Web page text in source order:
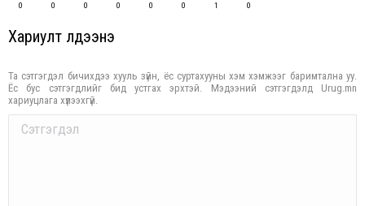
0 0 0 0 0 0 1 0
Хариулт үлдээнэ үү
Та сэтгэгдэл бичихдээ хууль зүйн, ёс суртахууны хэм хэмжээг баримтална уу.
Ёс бус сэтгэгдлийг бид устгах эрхтэй. Мэдээний сэтгэгдэлд Urug.mn
хариуцлага хүлээхгүй.
Comment